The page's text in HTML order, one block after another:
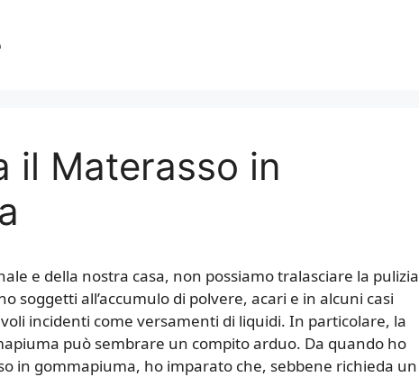
il Materasso in
e della nostra casa, non possiamo tralasciare la pulizia
soggetti all’accumulo di polvere, acari e in alcuni casi
incidenti come versamenti di liquidi. In particolare, la
può sembrare un compito arduo. Da quando ho
in gommapiuma, ho imparato che, sebbene richieda un